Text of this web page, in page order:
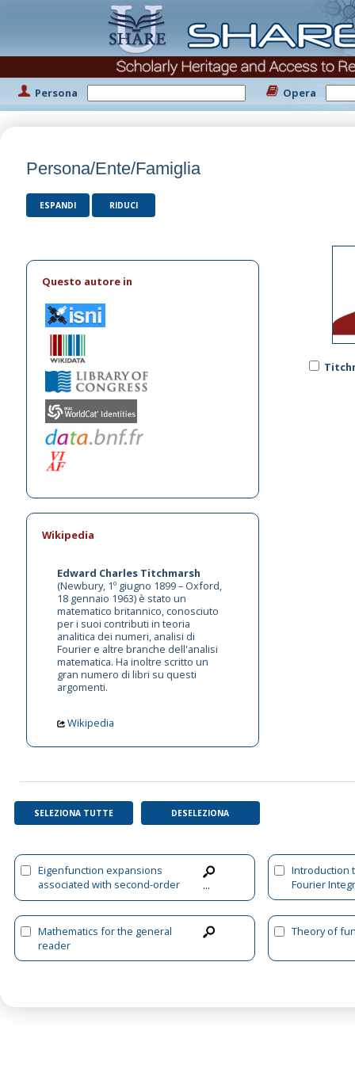
Persona Opera
Persona/Ente/Famiglia
ESPANDI RIDUCI
Questo autore in
Wikipedia
Edward Charles Titchmarsh
(Newbury, 1º giugno 1899 – Oxford,
18 gennaio 1963) è stato un
matematico britannico, conosciuto
per i suoi contributi in teoria
analitica dei numeri, analisi di
Fourier e altre branche dell'analisi
matematica. Ha inoltre scritto un
gran numero di libri su questi
argomenti.
Wikipedia
SELEZIONA TUTTE DESELEZIONA
Eigenfunction expansions
associated with second-order
differential equations
...
Introduction
Fourier
Mathematics for the general
reader
Theory of